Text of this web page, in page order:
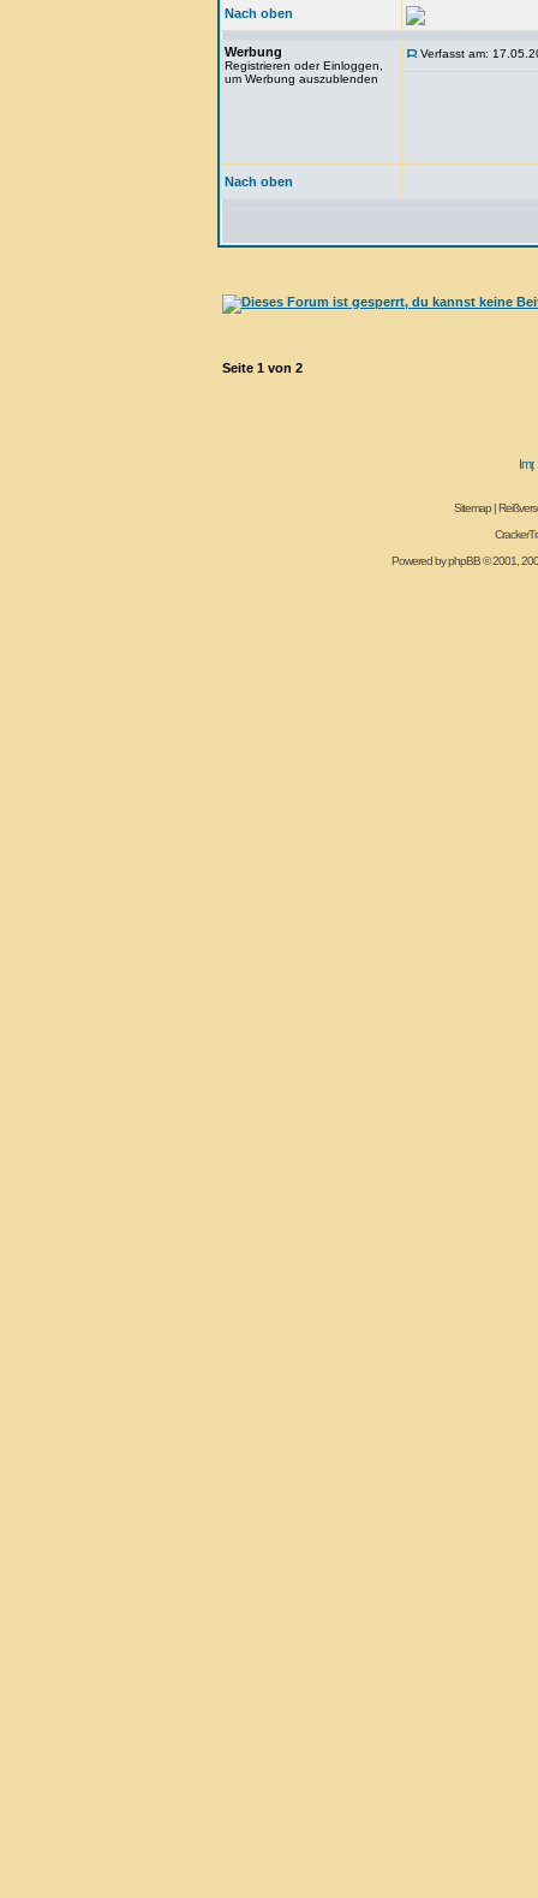
Nach oben
Werbung
Registrieren oder Einloggen,
um Werbung auszublenden
Verfasst am:
Nach oben
Seite 1 von 2
Sitemap |
Powered byphpBB© 2001,